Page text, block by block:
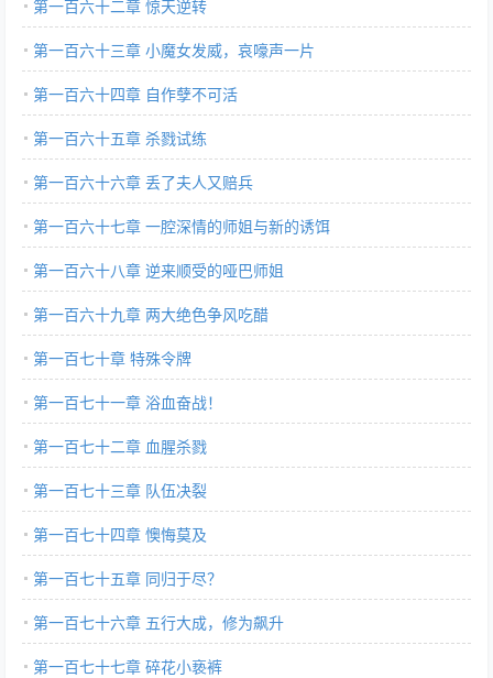
第一百六十二章 惊天逆转
第一百六十三章 小魔女发威，哀嚎声一片
第一百六十四章 自作孽不可活
第一百六十五章 杀戮试练
第一百六十六章 丢了夫人又赔兵
第一百六十七章 一腔深情的师姐与新的诱饵
第一百六十八章 逆来顺受的哑巴师姐
第一百六十九章 两大绝色争风吃醋
第一百七十章 特殊令牌
第一百七十一章 浴血奋战！
第一百七十二章 血腥杀戮
第一百七十三章 队伍决裂
第一百七十四章 懊悔莫及
第一百七十五章 同归于尽？
第一百七十六章 五行大成，修为飙升
第一百七十七章 碎花小亵裤